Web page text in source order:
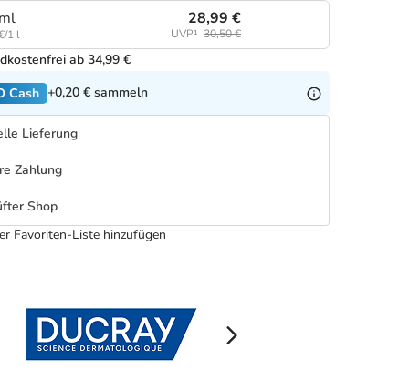
1 l
28,99 €
UVP¹ 30,50 €
ab 34,99 €
Cash +0,20 € sammeln
Lieferung
Zahlung
Shop
Favoriten-Liste hinzufügen